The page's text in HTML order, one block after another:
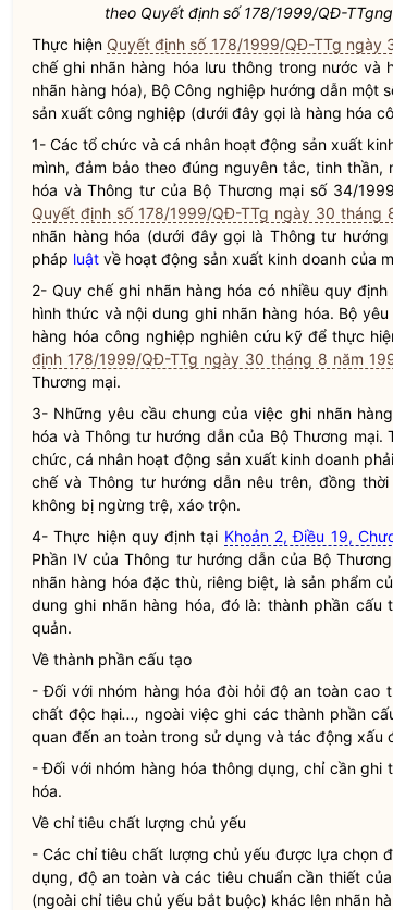
theo Quyết định số 178/1999/QĐ-
Thực hiện Quyết định số 178/1999/QĐ-TTg ngày
chếghi nhãn hàng hóa lưu thông trong nước và
nhãn hàng hóa), Bộ Công nghiệp hướng dẫn một
sản xuất công nghiệp (dưới đây gọi là hàng hóa
1- Các tổ chức và cá nhân hoạt động sản xuất
mình, đảm bảo theo đúng nguyên tắc, tinh
hóa và Thông tư của Bộ Thương mại số 34/
Quyết định số 178/1999/QĐ-TTg ngày 30 tháng
nhãn hàng hóa (dưới đây gọi là Thông tư
pháp luật về hoạt động sản xuất kinh doanh của
2- Quy chếghi nhãn hàng hóa có nhiều quy
hình thức và nội dung ghi nhãn hàng hóa. Bộ
hàng hóa công nghiệp nghiên cứu kỹ để thực
định 178/1999/QĐ-TTg ngày 30 tháng 8 năm
Thương mại.
3- Những yêu cầu chung của việc ghi nhãn
hóa và Thông tư hướng dẫn của Bộ Thương
chức, cá nhân hoạt động sản xuất kinh doanh
chếvà Thông tư hướng dẫn nêu trên, đồng
không bị ngừng trệ, xáo trộn.
4- Thực hiện quy định tại Khoản 2, Điều 19,
Phần IV của Thông tư hướng dẫn của Bộ
nhãn hàng hóa đặc thù, riêng biệt, là sản phẩm
dung ghi nhãn hàng hóa, đó là: thành phần
quản.
Về thành phần cấu tạo
- Đối với nhóm hàng hóa đòi hỏi độ an toàn cao
chất độc hại..., ngoài việc ghi các thành phần
quan đến an toàn trong sử dụng và tác động xấu
- Đối với nhóm hàng hóa thông dụng, chỉ cần
hóa.
Về chỉ tiêu chất lượng chủ yếu
- Các chỉ tiêu chất lượng chủ yếu được lựa chọn
dụng, độ an toàn và các tiêu chuẩn cần thiết
(ngoài chỉ tiêu chủ yếu bắt buộc) khác lên nhãn